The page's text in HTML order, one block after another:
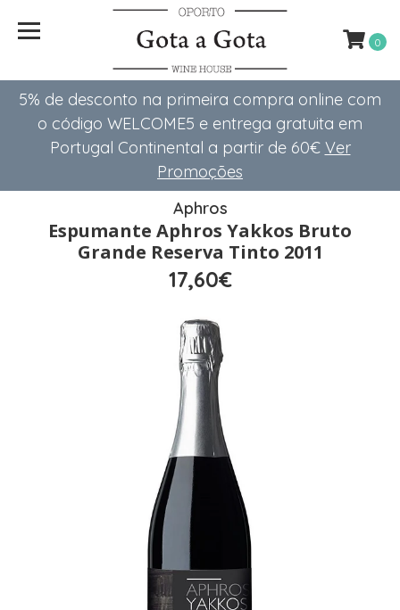
5% de desconto na primeira compra online com
o código WELCOME5 e entrega gratuita em
Portugal Continental a partir de 60€ Ver
Promoções
0
Aphros
Espumante Aphros Yakkos Bruto
Grande Reserva Tinto 2011
17,60€